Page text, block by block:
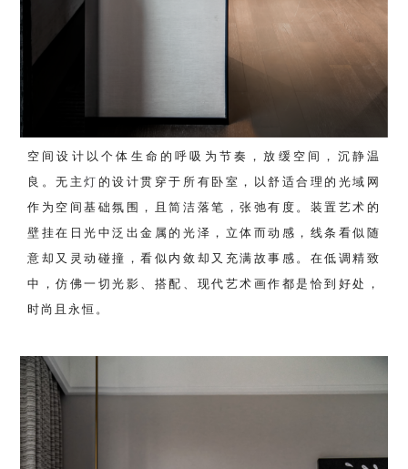
空间设计以个体生命的呼吸为节奏，放缓空间，沉静温
良。无主灯 的设计贯穿于所有卧室，以舒适合理的光域网
作为空间基础氛围，且简洁落笔，张弛有度。装置艺术的
壁挂在日光中泛出金属的光泽，立体而动感，线条看似随
意却又灵动碰撞，看似内敛却又充满故事感。在低调精致
中，仿佛一切光影、搭配、现代艺术画作都是恰到好处，
时尚且永恒。